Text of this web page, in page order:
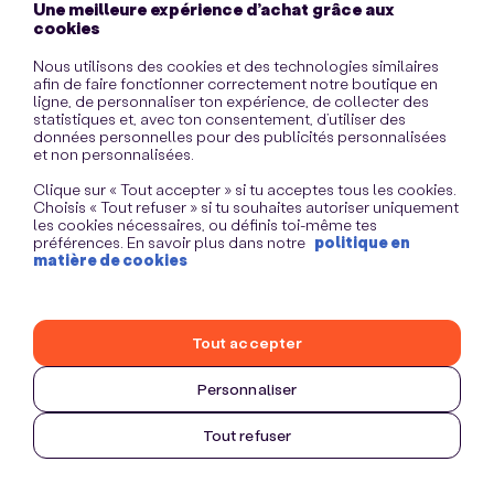
Une meilleure expérience d’achat grâce aux
cookies
Nous utilisons des cookies et des technologies similaires
afin de faire fonctionner correctement notre boutique en
ligne, de personnaliser ton expérience, de collecter des
statistiques et, avec ton consentement, d’utiliser des
données personnelles pour des publicités personnalisées
et non personnalisées.
Clique sur « Tout accepter » si tu acceptes tous les cookies.
Choisis « Tout refuser » si tu souhaites autoriser uniquement
les cookies nécessaires, ou définis toi-même tes
préférences. En savoir plus dans notre politique en
matière de cookies
Personnaliser
Tout refuser
Tout accepter